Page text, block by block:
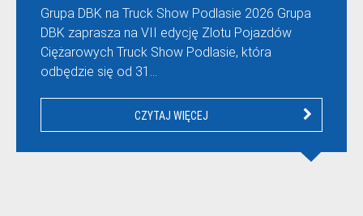
Grupa DBK na Truck Show Podlasie 2026 Grupa
DBK zaprasza na VII edycję Zlotu Pojazdów
Ciężarowych Truck Show Podlasie, która
odbędzie się od 31…
CZYTAJ WIĘCEJ